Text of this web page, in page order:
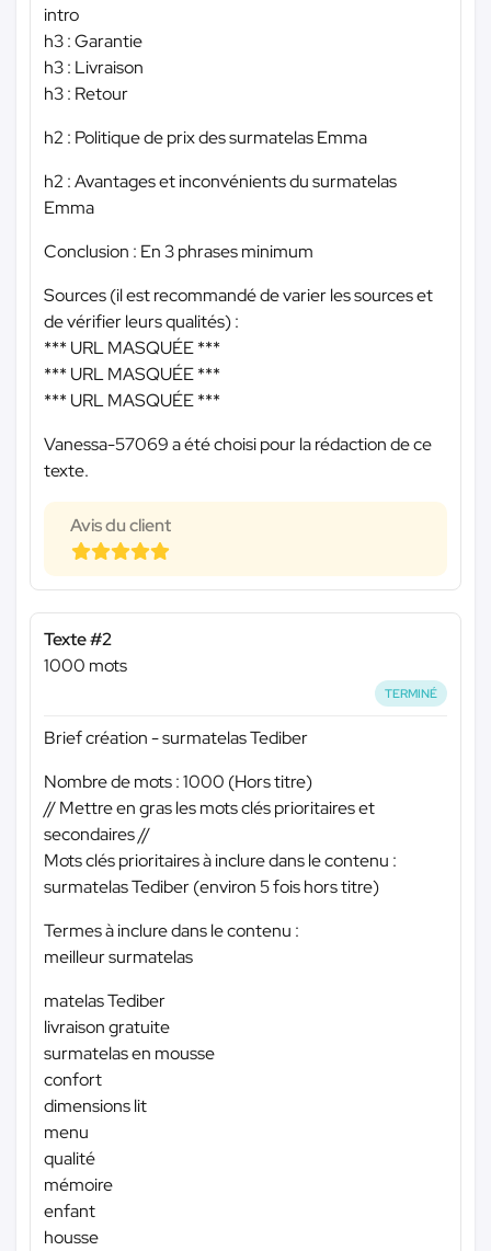
intro
h3 : Garantie
h3 : Livraison
h3 : Retour
h2 : Politique de prix des surmatelas Emma
h2 : Avantages et inconvénients du surmatelas
Emma
Conclusion : En 3 phrases minimum
Sources (il est recommandé de varier les sources et
de vérifier leurs qualités) :
*** URL MASQUÉE ***
*** URL MASQUÉE ***
*** URL MASQUÉE ***
Vanessa-57069 a été choisi pour la rédaction de ce
texte.
Avis du client
Texte #2
1000 mots
TERMINÉ
Brief création - surmatelas Tediber
Nombre de mots : 1000 (Hors titre)
// Mettre en gras les mots clés prioritaires et
secondaires //
Mots clés prioritaires à inclure dans le contenu :
surmatelas Tediber (environ 5 fois hors titre)
Termes à inclure dans le contenu :
meilleur surmatelas
matelas Tediber
livraison gratuite
surmatelas en mousse
confort
dimensions lit
menu
qualité
mémoire
enfant
housse